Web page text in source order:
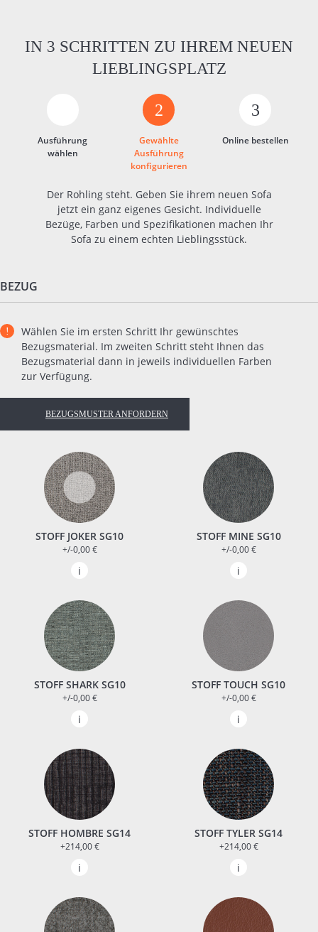
IN 3 SCHRITTEN ZU IHREM NEUEN
LIEBLINGSPLATZ
Ausführung
wählen
2
Gewählte
Ausführung
konfigurieren
3
Online bestellen
Der Rohling steht. Geben Sie ihrem neuen Sofa
jetzt ein ganz eigenes Gesicht. Individuelle
Bezüge, Farben und Spezifikationen machen Ihr
Sofa zu einem echten Lieblingsstück.
BEZUG
Wählen Sie im ersten Schritt Ihr gewünschtes
Bezugsmaterial. Im zweiten Schritt steht Ihnen das
Bezugsmaterial dann in jeweils individuellen Farben
zur Verfügung.
BEZUGSMUSTER ANFORDERN
STOFF JOKER SG10
+/-0,00 €
STOFF MINE SG10
+/-0,00 €
STOFF SHARK SG10
+/-0,00 €
STOFF TOUCH SG10
+/-0,00 €
STOFF HOMBRE SG14
+214,00 €
STOFF TYLER SG14
+214,00 €